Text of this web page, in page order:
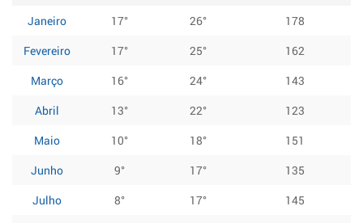
Janeiro
17° 26°
178
Fevereiro
17° 25°
162
Março
16° 24°
143
Abril
13° 22°
123
Maio
10° 18°
151
Junho
9° 17°
135
Julho
8° 17°
145